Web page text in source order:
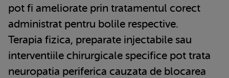
pot fi ameliorate prin tratamentul corect
administrat pentru bolile respective.
Terapia fizica, preparate injectabile sau
interventiile chirurgicale specifice pot trata
neuropatia periferica cauzata de blocarea